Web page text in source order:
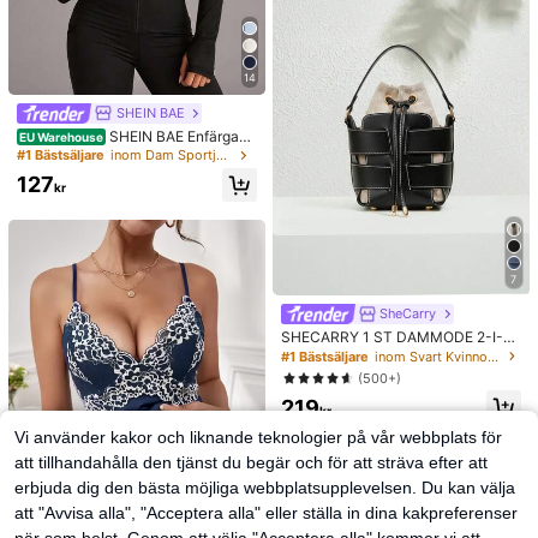
14
SHEIN BAE
EU Warehouse SHEIN BAE Enfärgad
sportjacka med dragkedja och tum
hål, athleisure
#1 Bästsäljare inom Dam Sportjackor
127kr
7
SheCarry
SHECARRY 1 ST DAMMODE 2-I-1
AXEL- OCH AXELVÄSKA FÖR PEND
LING OCH VARDAGSBRUK
#1 Bästsäljare
inom Svart Kvinnor Top Handtag Väskor
(500+)
219kr
Vi använder kakor och liknande teknologier på vår webbplats för
att tillhandahålla den tjänst du begär och för att sträva efter att
erbjuda dig den bästa möjliga webbplatsupplevelsen. Du kan välja
att "Avvisa alla", "Acceptera alla" eller ställa in dina kakpreferenser